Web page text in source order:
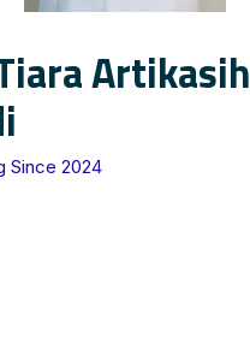
Artikasih
Since 2024